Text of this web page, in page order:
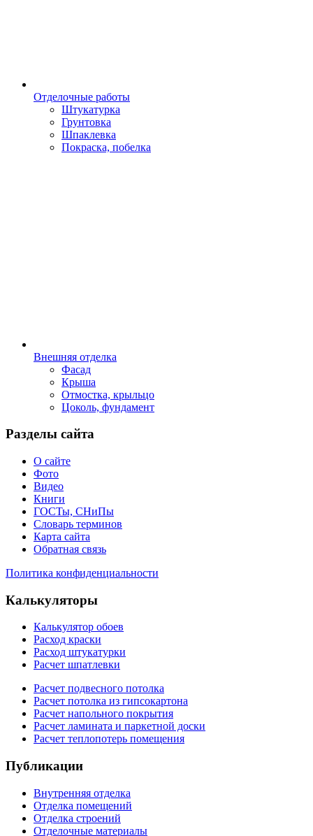
Отделочные работы
Штукатурка
Грунтовка
Шпаклевка
Покраска, побелка
Внешняя отделка
Фасад
Крыша
Отмостка, крыльцо
Цоколь, фундамент
Разделы сайта
О сайте
Фото
Видео
Книги
ГОСТы, СНиПы
Словарь терминов
Карта сайта
Обратная связь
Политика конфиденциальности
Калькуляторы
Калькулятор обоев
Расход краски
Расход штукатурки
Расчет шпатлевки
Расчет подвесного потолка
Расчет потолка из гипсокартона
Расчет напольного покрытия
Расчет ламината и паркетной доски
Расчет теплопотерь помещения
Публикации
Внутренняя отделка
Отделка помещений
Отделка строений
Отделочные материалы